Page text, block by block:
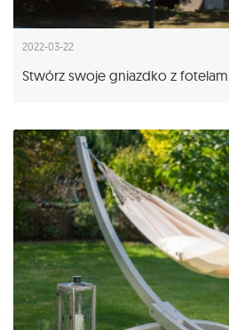
2022-03-22
Stwórz swoje gniazdko z